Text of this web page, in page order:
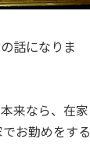
話になりま
来なら、在家
お勤めをする